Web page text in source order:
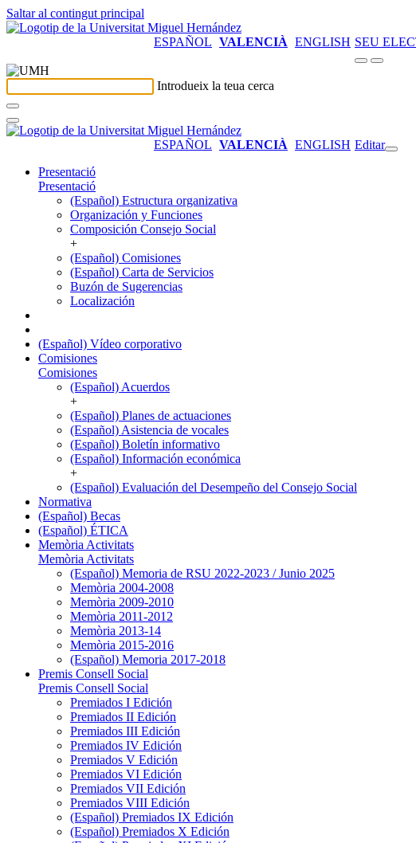
Saltar al contingut principal
ESPAÑOL VALENCIÀ ENGLISH SEU
Introdueix la teua cerca
ESPAÑOL VALENCIÀ ENGLISH Editar
Presentació
Presentació
(Español) Estructura organizativa
Organización y Funciones
Composición Consejo Social
+
(Español) Comisiones
(Español) Carta de Servicios
Buzón de Sugerencias
Localización
(Español) Vídeo corporativo
Comisiones
Comisiones
(Español) Acuerdos
+
(Español) Planes de actuaciones
(Español) Asistencia de vocales
(Español) Boletín informativo
(Español) Información económica
+
(Español) Evaluación del Desempeño del Consejo Social
Normativa
(Español) Becas
(Español) ÉTICA
Memòria Activitats
Memòria Activitats
(Español) Memoria de RSU 2022-2023 / Junio 2025
Memòria 2004-2008
Memòria 2009-2010
Memòria 2011-2012
Memòria 2013-14
Memòria 2015-2016
(Español) Memoria 2017-2018
Premis Consell Social
Premis Consell Social
Premiados I Edición
Premiados II Edición
Premiados III Edición
Premiados IV Edición
Premiados V Edición
Premiados VI Edición
Premiados VII Edición
Premiados VIII Edición
(Español) Premiados IX Edición
(Español) Premiados X Edición